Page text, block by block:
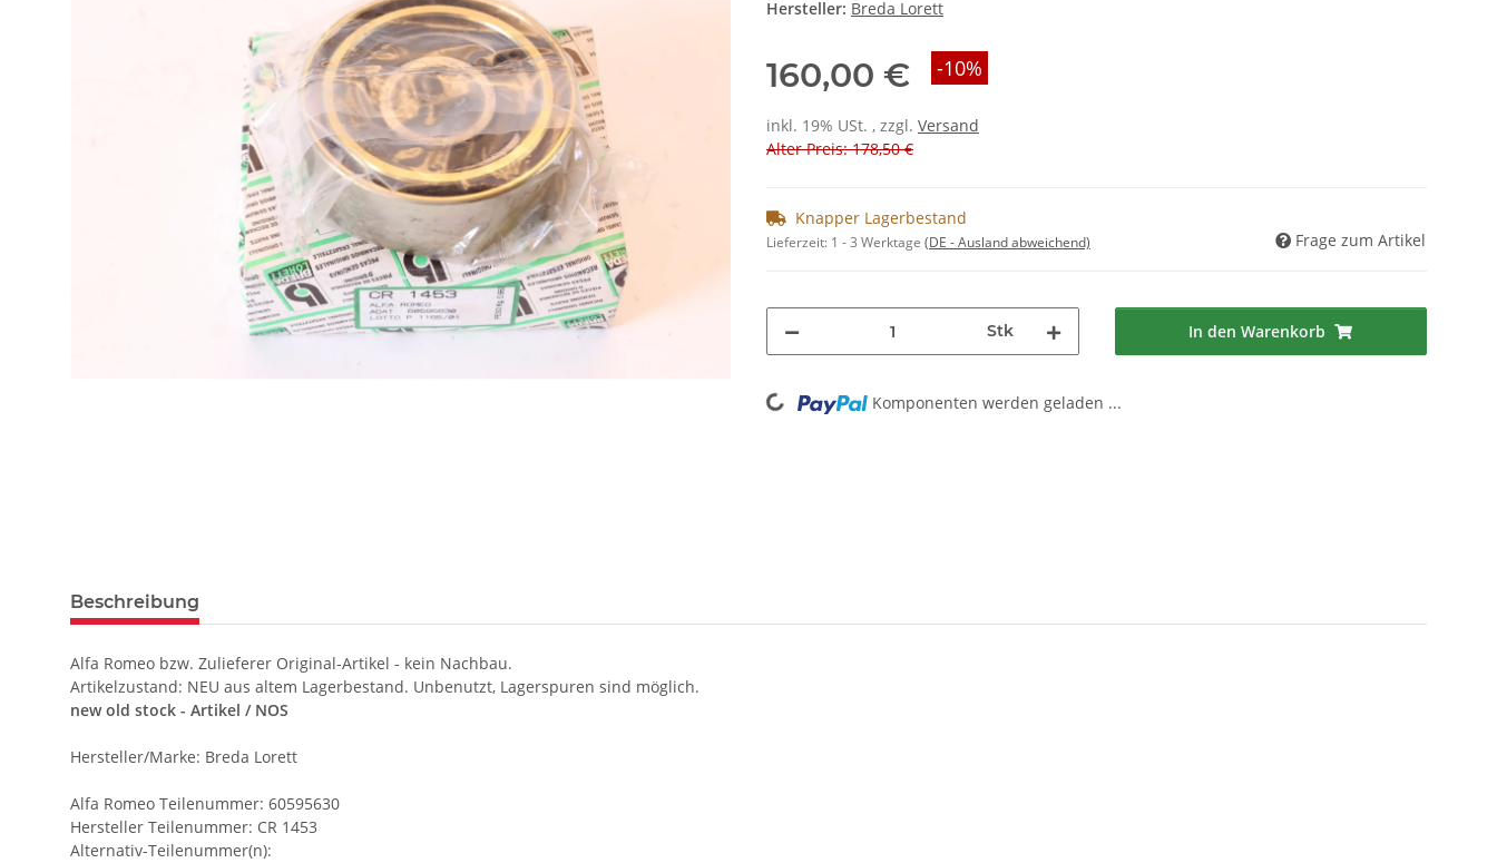
Hersteller: Breda Lorett
160,00 € -10%
inkl. 19% USt. , zzgl. Versand
Alter Preis: 178,50 €
Knapper Lagerbestand
Lieferzeit: 1 - 3 Werktage (DE - Ausland abweichend) Frage zum Artikel
Stk In den Warenkorb
Loading... Komponenten werden geladen ...
Beschreibung
Alfa Romeo bzw. Zulieferer Original-Artikel - kein Nachbau.
Artikelzustand: NEU aus altem Lagerbestand. Unbenutzt, Lagerspuren sind möglich.
new old stock - Artikel / NOS
Hersteller/Marke: Breda Lorett
Alfa Romeo Teilenummer: 60595630
Hersteller Teilenummer: CR 1453
Alternativ-Teilenummer(n):